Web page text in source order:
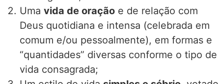
Uma vida de oração e de relação com
Deus quotidiana e intensa (celebrada em
comum e/ou pessoalmente), em formas e
“quantidades” diversas conforme o tipo de
vida consagrada;